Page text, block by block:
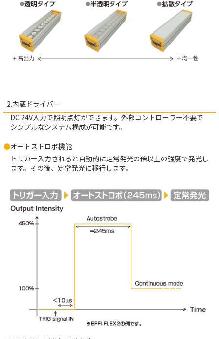
2.内蔵ドライバー
DC 24V入力で照明点灯ができます。外部コントローラー不要で
シンプルなシステム構成が可能です。
オートストロボ機能
トリガー入力されると自動的に定常発光の倍以上の強度で発光し
ます。その後、定常発光に移行します。